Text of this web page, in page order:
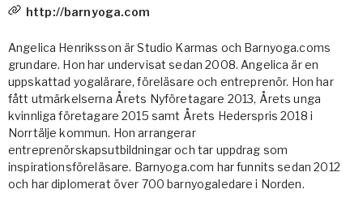
Vården – Yogobe Health & Care
FaR
Fysisk aktivitet på recept
Företag
Stöd till arbetsgivare, försäkringsbolag & organisationer
Arbetsgivare
Pausa Smart
http://barnyoga.com
Angelica Henriksson är Studio Karmas och Barnyoga.coms
grundare. Hon har undervisat sedan 2008. Angelica är en
uppskattad yogalärare, föreläsare och entreprenör. Hon har
fått utmärkelserna Årets Nyföretagare 2013, Årets unga
kvinnliga företagare 2015 samt Årets Hederspris 2018 i
Norrtälje kommun. Hon arrangerar
entreprenörskapsutbildningar och tar uppdrag som
inspirationsföreläsare. Barnyoga.com har funnits sedan 2012
och har diplomerat över 700 barnyogaledare i Norden.